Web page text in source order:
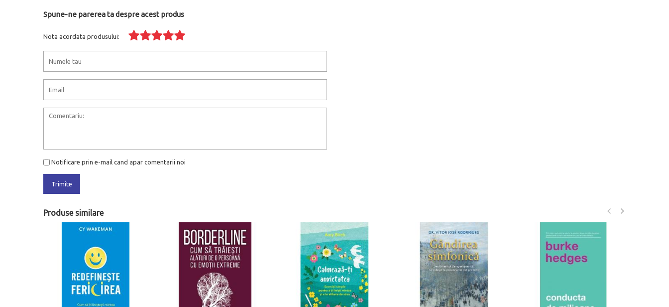
Spune-ne parerea ta despre acest produs
Nota acordata produsului:
Notificare prin e-mail cand apar comentarii noi
Trimite
Produse similare